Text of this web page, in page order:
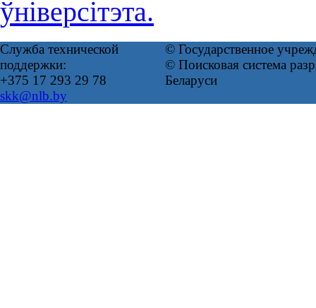
ўніверсітэта.
Служба технической
поддержки:
+375 17 293 29 78
skk@nlb.by
© Государственное
© Поисковая система
Беларуси